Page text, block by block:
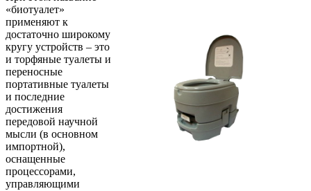
«биотуалет»
применяют к
достаточно широкому
кругу устройств – это
и торфяные туалеты и
переносные
портативные туалеты
и последние
достижения
передовой научной
мысли (в основном
импортной),
оснащенные
процессорами,
управляющими